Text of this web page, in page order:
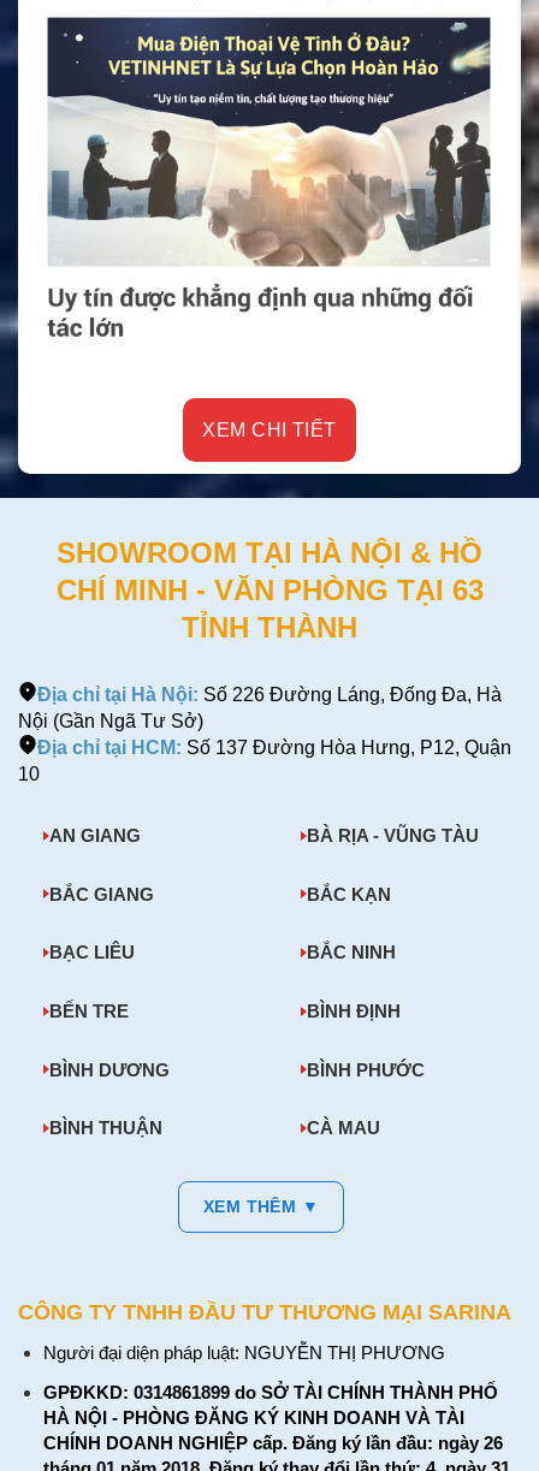
XEM CHI TIẾT
SHOWROOM TẠI HÀ NỘI & HỒ
CHÍ MINH - VĂN PHÒNG TẠI 63
TỈNH THÀNH
Địa chỉ tại Hà Nội: Số 226 Đường Láng, Đống Đa, Hà
Nội (Gần Ngã Tư Sở)
Địa chỉ tại HCM: Số 137 Đường Hòa Hưng, P12, Quận
10
AN GIANG BÀ RỊA - VŨNG TÀU
BẮC GIANG BẮC KẠN
BẠC LIÊU BẮC NINH
BẾN TRE BÌNH ĐỊNH
BÌNH DƯƠNG BÌNH PHƯỚC
BÌNH THUẬN CÀ MAU
XEM THÊM ▼
CÔNG TY TNHH ĐẦU TƯ THƯƠNG MẠI SARINA
Người đại diện pháp luật: NGUYỄN THỊ PHƯƠNG
GPĐKKD: 0314861899 do SỞ TÀI CHÍNH THÀNH PHỐ
HÀ NỘI - PHÒNG ĐĂNG KÝ KINH DOANH VÀ TÀI
CHÍNH DOANH NGHIỆP cấp. Đăng ký lần đầu: ngày 26